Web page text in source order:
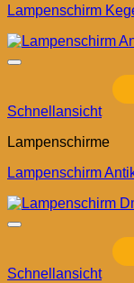
Lampenschirm
Schnellansicht
Lampenschirme
Lampenschirm
Schnellansicht